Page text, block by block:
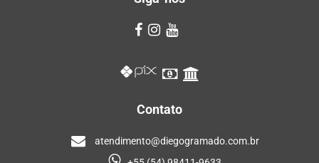
Contato
atendimento@diegogramado.com.br